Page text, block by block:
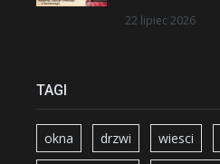
22 lipiec 2026
TAGI
okna drzwi wiesci